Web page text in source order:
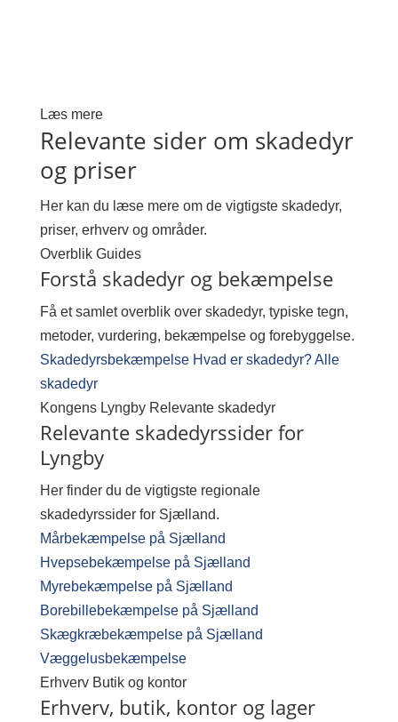
Læs mere
Relevante sider om skadedyr
og priser
Her kan du læse mere om de vigtigste skadedyr,
priser, erhverv og områder.
Overblik Guides
Forstå skadedyr og bekæmpelse
Få et samlet overblik over skadedyr, typiske tegn,
metoder, vurdering, bekæmpelse og forebyggelse.
Skadedyrsbekæmpelse Hvad er skadedyr?Alle
skadedyr
Kongens Lyngby Relevante skadedyr
Relevante skadedyrssider for
Lyngby
Her finder du de vigtigste regionale
skadedyrssider for Sjælland.
Mårbekæmpelse på Sjælland
Hvepsebekæmpelse på Sjælland
Myrebekæmpelse på Sjælland
Borebillebekæmpelse på Sjælland
Skægkræbekæmpelse på Sjælland
Væggelusbekæmpelse
Erhverv Butik og kontor
Erhverv, butik, kontor og lager